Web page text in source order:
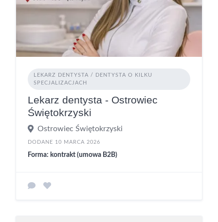
LEKARZ DENTYSTA / DENTYSTA O KILKU
SPECJALIZACJACH
Lekarz dentysta - Ostrowiec
Świętokrzyski
Ostrowiec Świętokrzyski
DODANE 10 MARCA 2026
Forma: kontrakt (umowa B2B)